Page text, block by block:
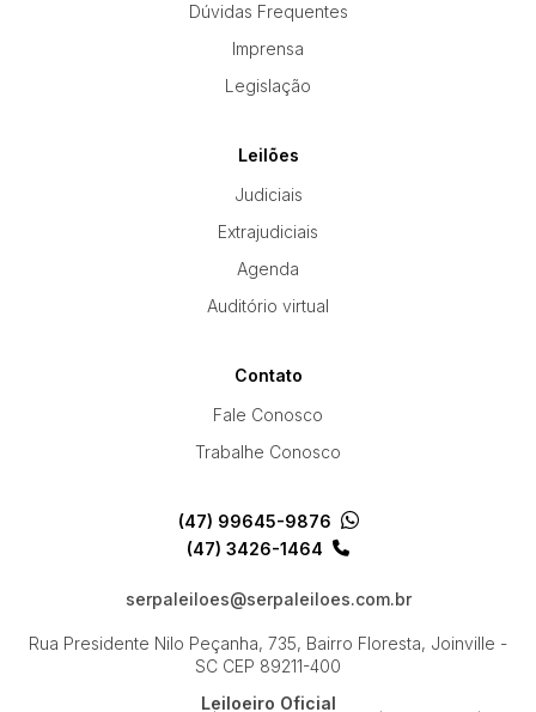
Dúvidas Frequentes
Imprensa
Legislação
Leilões
Judiciais
Extrajudiciais
Agenda
Auditório virtual
Contato
Fale Conosco
Trabalhe Conosco
(47) 99645-9876
(47) 3426-1464
serpaleiloes@serpaleiloes.com.br
Rua Presidente Nilo Peçanha, 735, Bairro Floresta, Joinville -
SC CEP 89211-400
Leiloeiro Oficial